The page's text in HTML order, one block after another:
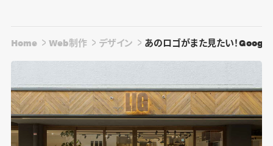
Home Web制作 デザイン あのロゴがまた見たい！